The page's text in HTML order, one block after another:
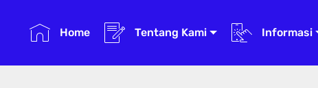
Home Tentang Kami Informasi